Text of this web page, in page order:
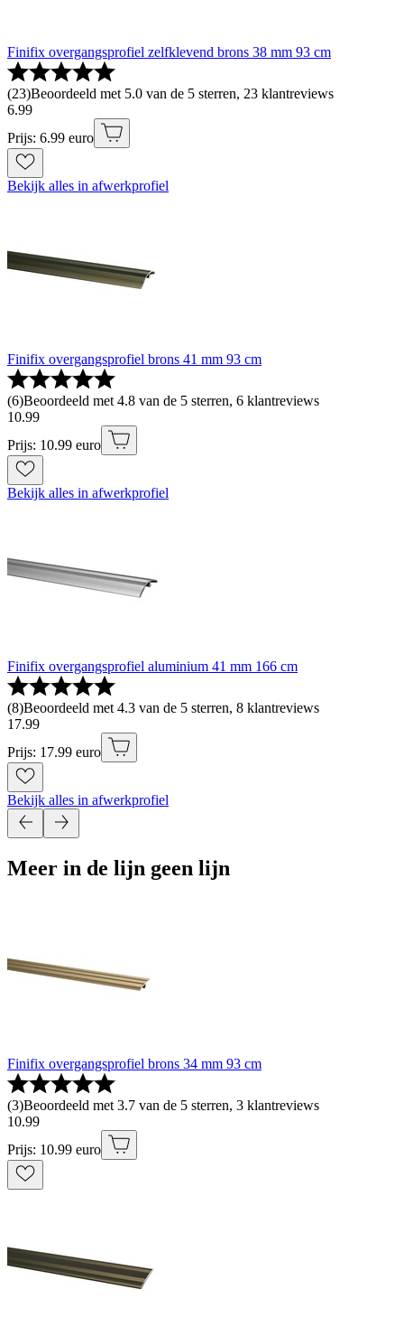
Finifix overgangsprofiel zelfklevend brons 38 mm 93 cm
(23)Beoordeeld met 5.0 van de 5 sterren, 23 klantreviews
6.99
Prijs: 6.99 euro
Bekijk alles in afwerkprofiel
Finifix overgangsprofiel brons 41 mm 93 cm
(6)Beoordeeld met 4.8 van de 5 sterren, 6 klantreviews
10.99
Prijs: 10.99 euro
Bekijk alles in afwerkprofiel
Finifix overgangsprofiel aluminium 41 mm 166 cm
(8)Beoordeeld met 4.3 van de 5 sterren, 8 klantreviews
17.99
Prijs: 17.99 euro
Bekijk alles in afwerkprofiel
Meer in de lijn geen lijn
Finifix overgangsprofiel brons 34 mm 93 cm
(3)Beoordeeld met 3.7 van de 5 sterren, 3 klantreviews
10.99
Prijs: 10.99 euro